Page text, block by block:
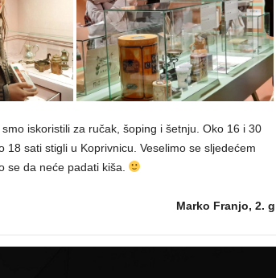
iskoristili za ručak, šoping i šetnju. Oko 16 i 30
sati stigli u Koprivnicu. Veselimo se sljedećem
se da neće padati kiša.
Marko Franjo, 2. g